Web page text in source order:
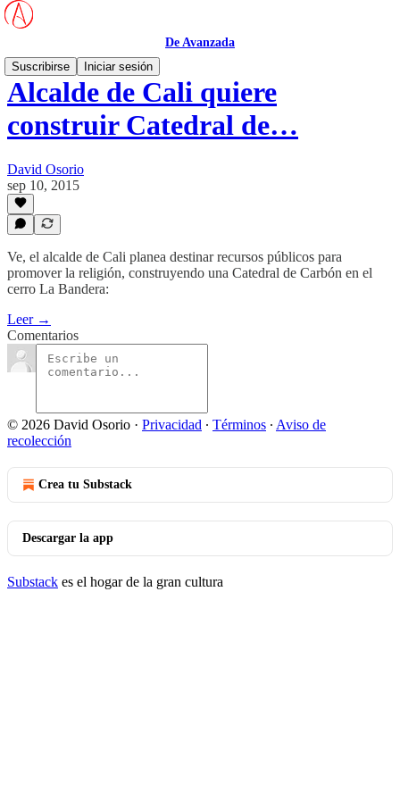
De Avanzada
Suscribirse
Iniciar sesión
Alcalde de Cali quiere
construir Catedral de…
David Osorio
sep 10, 2015
Ve, el alcalde de Cali planea destinar recursos públicos para
promover la religión, construyendo una Catedral de Carbón en el
cerro La Bandera:
Leer →
Comentarios
© 2026 David Osorio · Privacidad ∙ Términos ∙ Aviso de
recolección
Crea tu Substack
Descargar la app
Substack es el hogar de la gran cultura